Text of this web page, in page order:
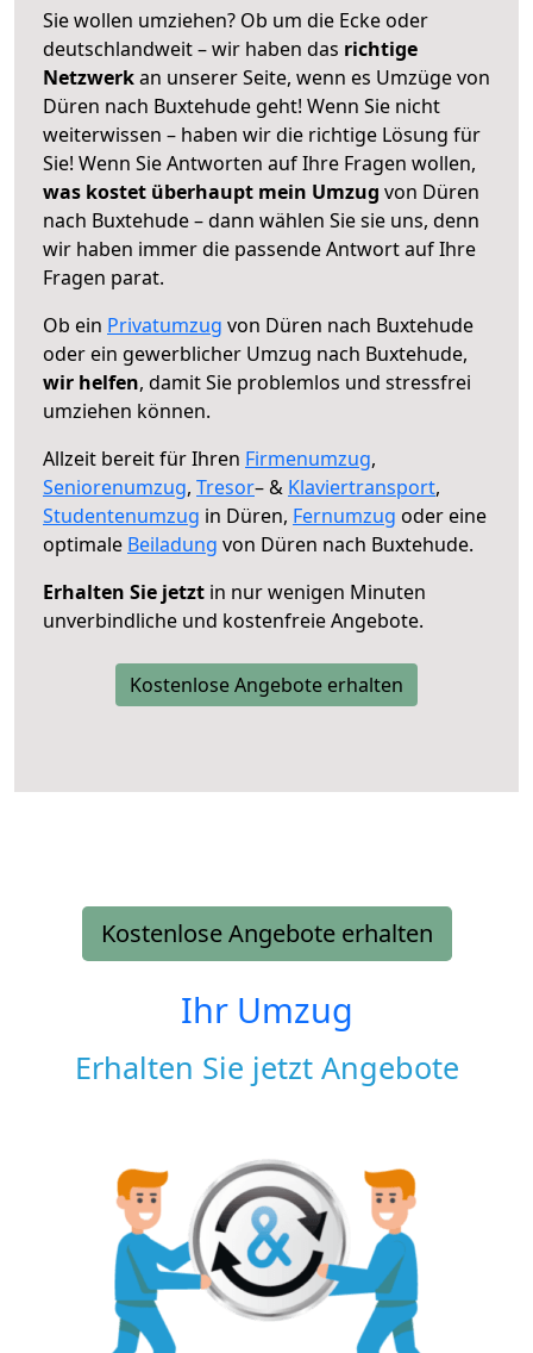
Sie wollen umziehen? Ob um die Ecke oder
deutschlandweit – wir haben das richtige
Netzwerkan unserer Seite, wenn es Umzüge von
Düren nach Buxtehude geht! Wenn Sie nicht
weiterwissen – haben wir die richtige Lösung für
Sie! Wenn Sie Antworten auf Ihre Fragen wollen,
was kostet überhaupt mein Umzug von Düren
nach Buxtehude – dann wählen Sie sie uns, denn
wir haben immer die passende Antwort auf Ihre
Fragen parat.
Ob ein Privatumzug von Düren nach Buxtehude
oder ein gewerblicher Umzug nach Buxtehude,
wir helfen, damit Sie problemlos und stressfrei
umziehen können.
Allzeit bereit für Ihren Firmenumzug,
Seniorenumzug, Tresor– & Klaviertransport,
Studentenumzug in Düren, Fernumzug oder eine
optimale Beiladung von Düren nach Buxtehude.
Erhalten Sie jetzt in nur wenigen Minuten
unverbindliche und kostenfreie Angebote.
Kostenlose Angebote erhalten
Kostenlose Angebote erhalten
Ihr Umzug
Erhalten Sie jetzt Angebote